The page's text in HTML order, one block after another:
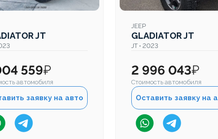
JT
559₽
автомобиля
заявку на авто
JEEP
GLADIATOR JT
JT • 2023
2 996 043₽
Стоимость автомобиля
Оставить заявку на